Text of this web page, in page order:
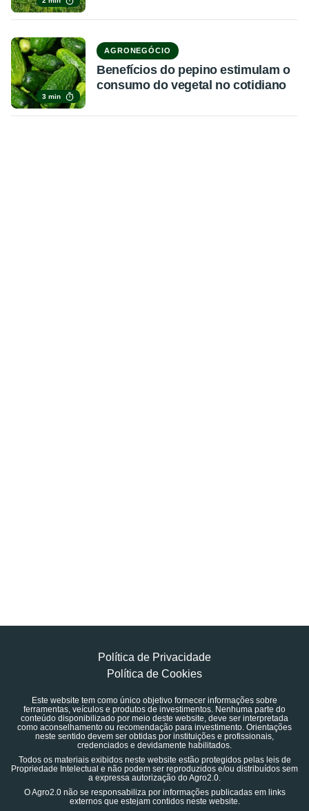
3 min
AGRONEGÓCIO
Benefícios do pepino estimulam o
consumo do vegetal no cotidiano
Política de Privacidade
Política de Cookies
Este website tem como único objetivo fornecer informações sobre
ferramentas, veículos e produtos de investimentos. Nenhuma parte do
conteúdo disponibilizado por meio deste website, deve ser interpretada
como aconselhamento ou recomendação para investimento. Orientações
neste sentido devem ser obtidas por instituições e profissionais,
credenciados e devidamente habilitados.
Todos os materiais exibidos neste website estão protegidos pelas leis de
Propriedade Intelectual e não podem ser reproduzidos e/ou distribuídos sem
a expressa autorização do Agro2.0.
O Agro2.0 não se responsabiliza por informações publicadas em links
externos que estejam contidos neste website.